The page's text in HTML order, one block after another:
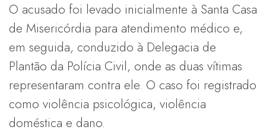
O acusado foi levado inicialmente à Santa Casa
de Misericórdia para atendimento médico e,
em seguida, conduzido à Delegacia de
Plantão da Polícia Civil, onde as duas vítimas
representaram contra ele. O caso foi registrado
como violência psicológica, violência
doméstica e dano.